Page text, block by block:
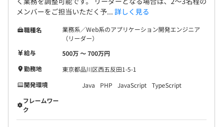
メンバーをご担当いただく予... 詳しく見る
職種名
業務系／Web系のアプリケーション開発エンジニア
（リーダー）
給与
500万 〜 700万円
勤務地
東京都品川区西五反田1-5-1
開発環境
Java PHP JavaScript
TypeScript
フレームワー
ク